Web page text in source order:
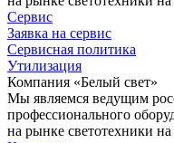
Сервис
Заявка на сервис
Сервисная политика
Утилизация
Компания «Белый свет»
Мы являемся ведущим
профессионального
на рынке светотехники